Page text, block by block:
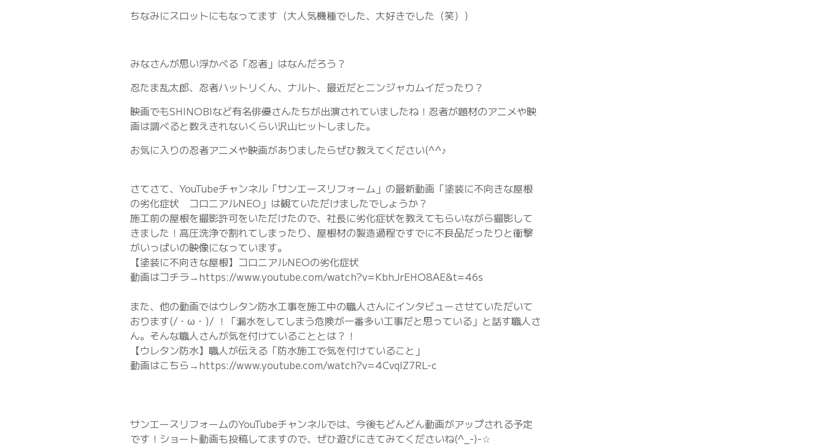
ちなみにスロットにもなってます（大人気機種でした、大好きでした（笑））
みなさんが思い浮かべる「忍者」はなんだろう？
忍たま乱太郎、忍者ハットリくん、ナルト、最近だとニンジャカムイだったり？
映画でもSHINOBIなど有名俳優さんたちが出演されていましたね！忍者が題材のアニメや映
画は調べると数えきれないくらい沢山ヒットしました。
お気に入りの忍者アニメや映画がありましたらぜひ教えてください(^^♪
さてさて、YouTubeチャンネル「サンエースリフォーム」の最新動画「塗装に不向きな屋根
の劣化症状 コロニアルNEO」は観ていただけましたでしょうか？
施工前の屋根を撮影許可をいただけたので、社長に劣化症状を教えてもらいながら撮影して
きました！高圧洗浄で割れてしまったり、屋根材の製造過程ですでに不良品だったりと衝撃
がいっぱいの映像になっています。
【塗装に不向きな屋根】コロニアルNEOの劣化症状
動画はコチラ→https://www.youtube.com/watch?v=KbhJrEHO8AE&t=46s
また、他の動画ではウレタン防水工事を施工中の職人さんにインタビューさせていただいて
おります(/・ω・)/ ！「漏水をしてしまう危険が一番多い工事だと思っている」と話す職人さ
ん。そんな職人さんが気を付けていることとは？！
【ウレタン防水】職人が伝える「防水施工で気を付けていること」
動画はこちら→https://www.youtube.com/watch?v=4CvqlZ7RL-c
サンエースリフォームのYouTubeチャンネルでは、今後もどんどん動画がアップされる予定
です！ショート動画も投稿してますので、ぜひ遊びにきてみてくださいね(^_-)-☆